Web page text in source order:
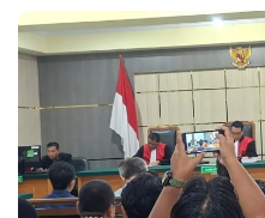
d
a
n
a
K
a
s
u
s
Z